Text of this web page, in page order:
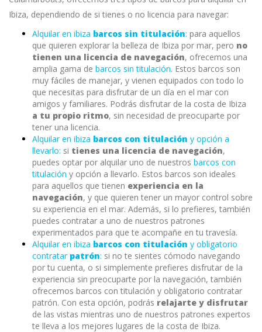
Ibiza, dependiendo de si tienes o no licencia para navegar:
Alquilar en ibiza barcos sin titulación: para aquellos
que quieren explorar la belleza de Ibiza por mar, pero no
tienen una licencia de navegación, ofrecemos una
amplia gama de barcos sin titulación. Estos barcos son
muy fáciles de manejar, y vienen equipados con todo lo
que necesitas para disfrutar de un día en el mar con
amigos y familiares. Podrás disfrutar de la costa de Ibiza
a tu propio ritmo, sin necesidad de preocuparte por
tener una licencia.
Alquilar en ibiza barcos con titulación y opción a
llevarlo: si tienes una licencia de navegación,
puedes optar por alquilar uno de nuestros barcos con
titulación y opción a llevarlo. Estos barcos son ideales
para aquellos que tienen experiencia en la
navegación, y que quieren tener un mayor control sobre
su experiencia en el mar. Además, si lo prefieres, también
puedes contratar a uno de nuestros patrones
experimentados para que te acompañe en tu travesía.
Alquilar en ibiza barcos con titulación y obligatorio
contratar patrón: si no te sientes cómodo navegando
por tu cuenta, o si simplemente prefieres disfrutar de la
experiencia sin preocuparte por la navegación, también
ofrecemos barcos con titulación y obligatorio contratar
patrón. Con esta opción, podrás relajarte y disfrutar
de las vistas mientras uno de nuestros patrones expertos
te lleva a los mejores lugares de la costa de Ibiza.